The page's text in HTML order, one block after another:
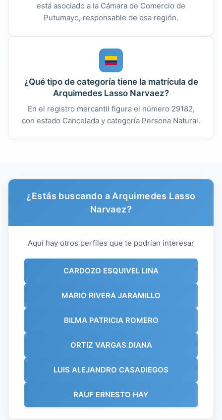
está asociado a la Cámara de Comercio de
Putumayo, responsable de esa región.
¿Qué tipo de categoría tiene la matrícula de
Arquimedes Lasso Narvaez?
En el registro mercantil figura el número 29182,
con estado Cancelada y categoría Persona Natural.
¿Estás buscando a Arquimedes Lasso
Narvaez?
Aquí hay otros perfiles que te podrían interesar
CARDOZO ESQUIVEL LINA
MARIO RIVERA JARAMILLO
BILMA PATRICIA ROMERO
ORTIZ VARGAS DIANA
LUIS ALEJANDRO CASADIEGOS
RAUF ERNESTO HAY